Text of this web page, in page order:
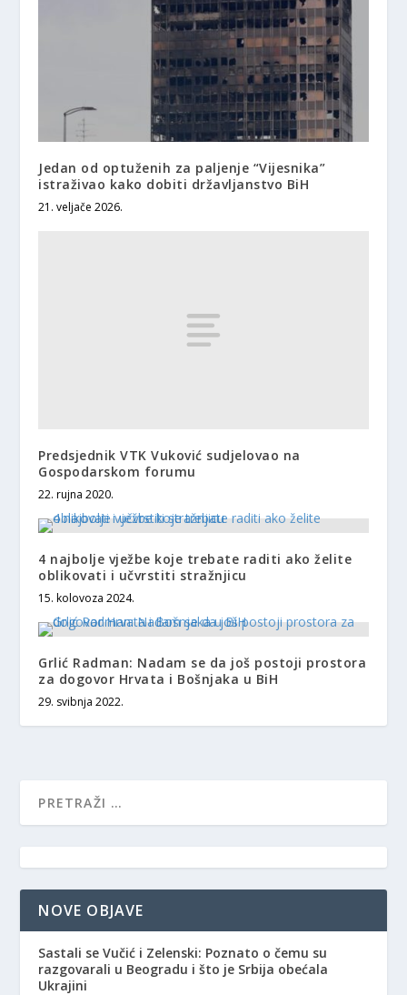
Jedan od optuženih za paljenje “Vijesnika”
istraživao kako dobiti državljanstvo BiH
21. veljače 2026.
Predsjednik VTK Vuković sudjelovao na
Gospodarskom forumu
22. rujna 2020.
4 najbolje vježbe koje trebate raditi ako želite
oblikovati i učvrstiti stražnjicu
15. kolovoza 2024.
Grlić Radman: Nadam se da još postoji prostora
za dogovor Hrvata i Bošnjaka u BiH
29. svibnja 2022.
NOVE OBJAVE
Sastali se Vučić i Zelenski: Poznato o čemu su
razgovarali u Beogradu i što je Srbija obećala
Ukrajini